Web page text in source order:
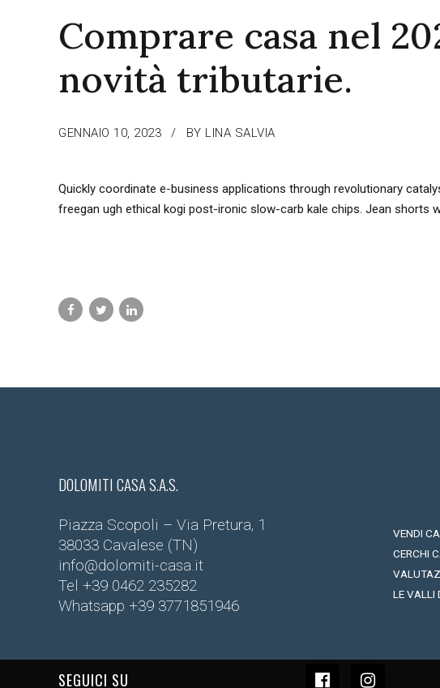
Comprare casa nel
novità tributarie.
GENNAIO 10, 2023 BY LINA SALVIA
Quickly coordinate e-business applications through revolutionary
freegan ugh ethical kogi post-ironic slow-carb kale chips. Jean
DOLOMITI CASA S.A.S.
Piazza Scopoli – Via Pretura, 1
38033 Cavalese (TN)
info@dolomiti-casa.it
Tel +39 0462 235282
Whatsapp +39 3771851946
VENDI
CERCHI
LE VALLI
SEGUICI SU